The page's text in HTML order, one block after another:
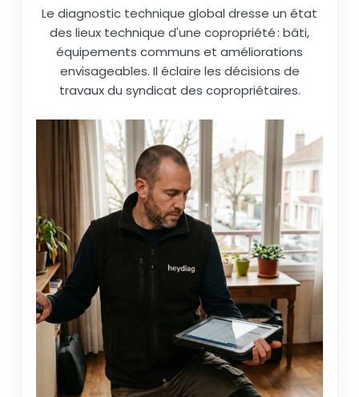
Le diagnostic technique global dresse un état
des lieux technique d'une copropriété : bâti,
équipements communs et améliorations
envisageables. Il éclaire les décisions de
travaux du syndicat des copropriétaires.